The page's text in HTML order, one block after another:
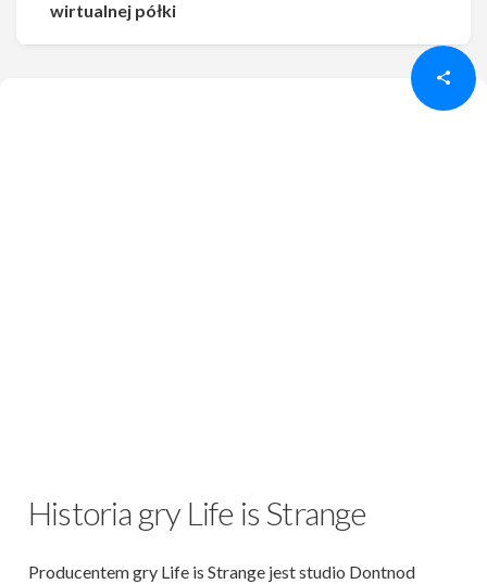
Udostępnij
Historia gry Life is Strange
Producentem gry Life is Strange jest studio Dontnod
wirtualnej półki